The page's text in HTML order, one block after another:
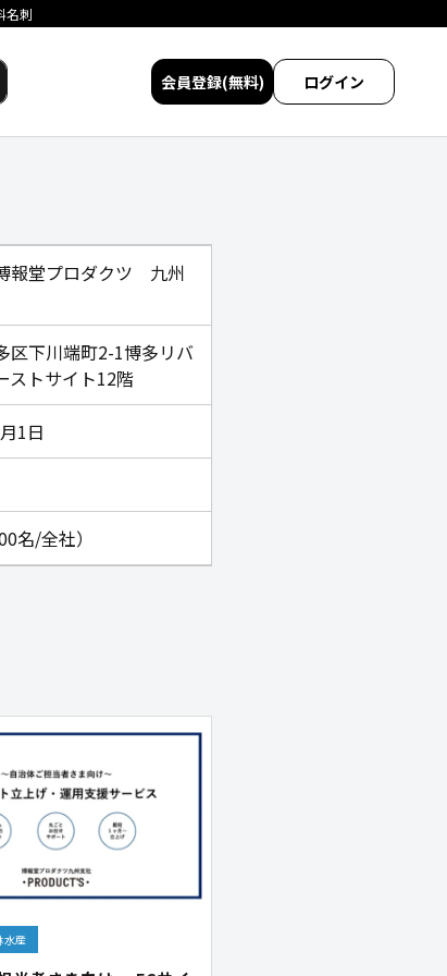
名刺
会員登録(無料) ログイン
報堂プロダクツ 九州
区下川端町2-1博多リバ
ストサイト12階
1日
名/全社）
水産